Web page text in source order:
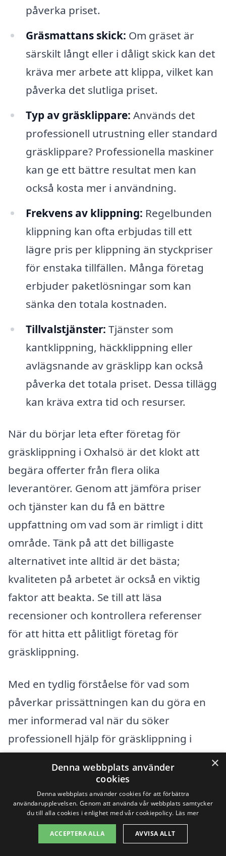
påverka priset.
Gräsmattans skick: Om gräset är
särskilt långt eller i dåligt skick kan det
kräva mer arbete att klippa, vilket kan
påverka det slutliga priset.
Typ av gräsklippare: Används det
professionell utrustning eller standard
gräsklippare? Professionella maskiner
kan ge ett bättre resultat men kan
också kosta mer i användning.
Frekvens av klippning: Regelbunden
klippning kan ofta erbjudas till ett
lägre pris per klippning än styckpriser
för enstaka tillfällen. Många företag
erbjuder paketlösningar som kan
sänka den totala kostnaden.
Tillvalstjänster: Tjänster som
kantklippning, häckklippning eller
avlägsnande av gräsklipp kan också
påverka det totala priset. Dessa tillägg
kan kräva extra tid och resurser.
När du börjar leta efter företag för
gräsklippning i Oxhalsö är det klokt att
begära offerter från flera olika
leverantörer. Genom att jämföra priser
och tjänster kan du få en bättre
uppfattning om vad som är rimligt i ditt
område. Tänk på att det billigaste
alternativet inte alltid är det bästa;
kvaliteten på arbetet är också en viktig
faktor att beakta. Se till att läsa
recensioner och kontrollera referenser
för att hitta ett pålitligt företag för
gräsklippning.
Med en tydlig förståelse för vad som
påverkar prissättningen kan du göra en
mer informerad val när du söker
professionell hjälp för gräsklippning i
Oxhalsö. Tveka inte att använda vår
plattform för att hitta kvalificerade
företag som kan ge dig ett
konkurrenskraftigt erbjudande och
säkerställa att din gräsmatta hålls i
toppskick.
×
Denna webbplats använder
cookies
Denna webbplats använder cookies för att förbättra
användarupplevelsen. Genom att använda vår webbplats samtycker
du till alla cookies i enlighet med vår cookiepolicy. Läs mer
ACCEPTERA ALLA AVVISA ALLT